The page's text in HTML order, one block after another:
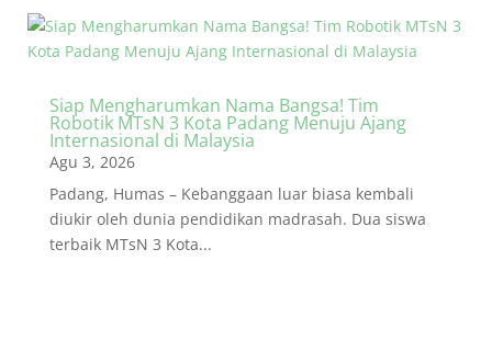
Siap Mengharumkan Nama Bangsa! Tim
Robotik MTsN 3 Kota Padang Menuju Ajang
Internasional di Malaysia
Agu 3, 2026
Padang, Humas – Kebanggaan luar biasa kembali
diukir oleh dunia pendidikan madrasah. Dua siswa
terbaik MTsN 3 Kota...